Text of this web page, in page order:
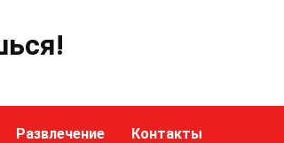
Развлечение Контакты